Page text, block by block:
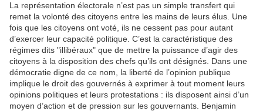
La représentation électorale n’est pas un simple transfert qui
remet la volonté des citoyens entre les mains de leurs élus. Une
fois que les citoyens ont voté, ils ne cessent pas pour autant
d’exercer leur capacité politique. C’est la caractéristique des
régimes dits "illibéraux" que de mettre la puissance d’agir des
citoyens à la disposition des chefs qu’ils ont désignés. Dans une
démocratie digne de ce nom, la liberté de l’opinion publique
implique le droit des gouvernés à exprimer à tout moment leurs
opinions politiques et leurs protestations : ils disposent ainsi d’un
moyen d’action et de pression sur les gouvernants. Benjamin